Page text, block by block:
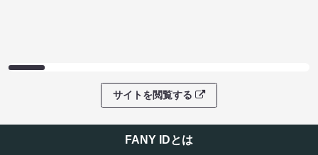
サイトを閲覧する
FANY IDとは